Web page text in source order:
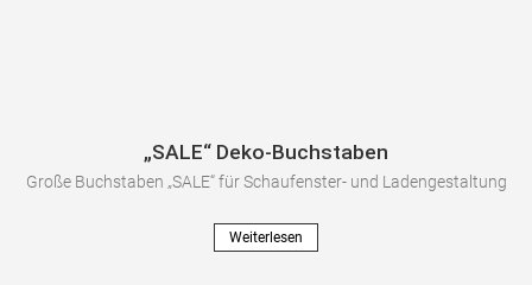
„SALE“ Deko-Buchstaben
Große Buchstaben „SALE“ für Schaufenster- und Ladengestaltung
Weiterlesen